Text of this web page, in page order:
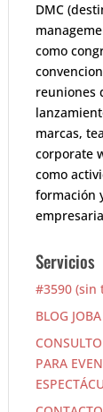
DMC
como
reuniones
marcas,
corporate
como
formación
Servicios
#3590 (sin
BLOG JOBA
PARA